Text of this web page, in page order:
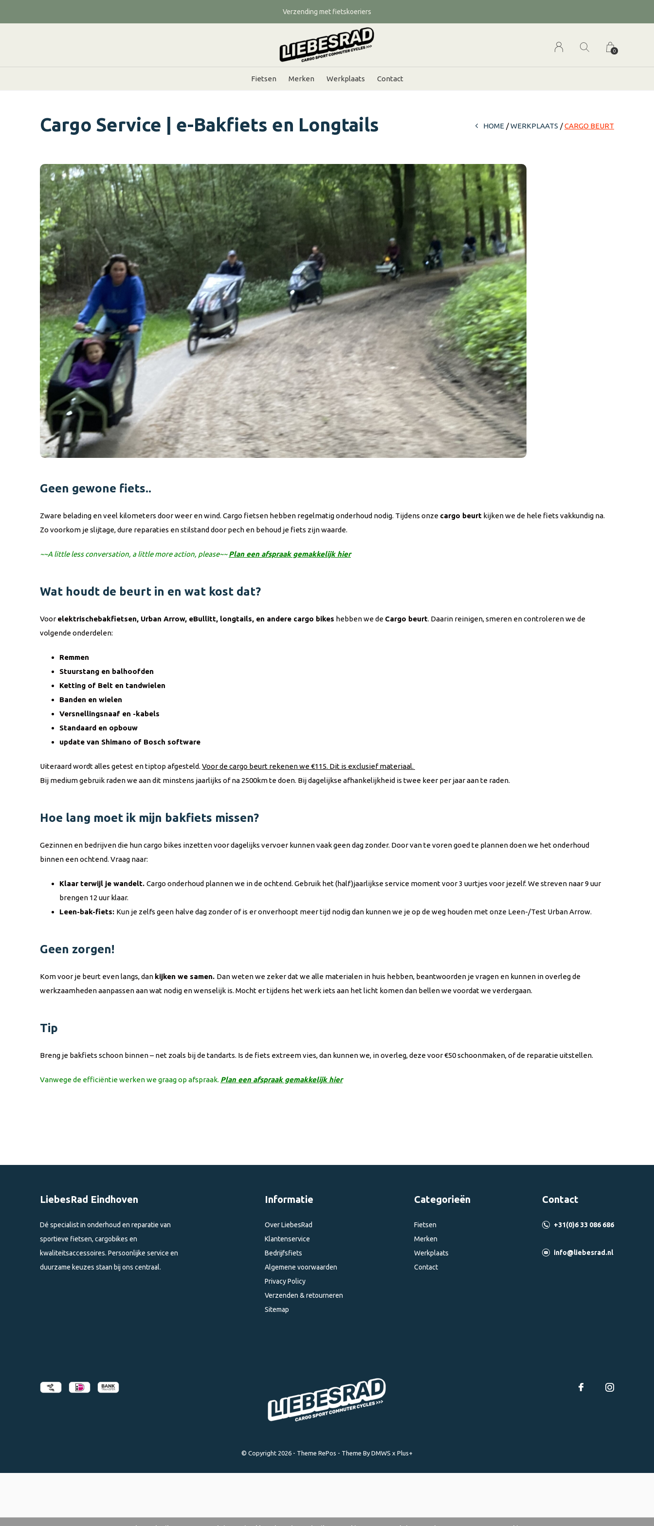
Fietsen Merken Werkplaats Contact
0
Verzending met fietskoeriers
Cargo Service | e-Bakfiets en Longtails HOME WERKPLAATS CARGO BEURT
Geen gewone fiets..
Zware belading en veel kilometers door weer en wind. Cargo fietsen hebben regelmatig onderhoud nodig. Tijdens onze cargo beurt kijken we de hele fiets vakkundig na.
Zo voorkom je slijtage, dure reparaties en stilstand door pech en behoud je fiets zijn waarde.
~~A little less conversation, a little more action, please~~Plan een afspraak gemakkelijk hier
Wat houdt de beurt in en wat kost dat?
Voor elektrischebakfietsen, Urban Arrow, eBullitt, longtails, en andere cargo bikes hebben we de Cargo beurt. Daarin reinigen, smeren en controleren we de
volgende onderdelen:
Remmen
Stuurstang en balhoofden
Ketting of Belt en tandwielen
Banden en wielen
Versnellingsnaaf en -kabels
Standaard en opbouw
update van Shimano of Bosch software
Uiteraard wordt alles getest en tiptop afgesteld. Voor de cargo beurt rekenen we €115. Dit is exclusief materiaal.
Bij medium gebruik raden we aan dit minstens jaarlijks of na 2500km te doen. Bij dagelijkse afhankelijkheid is twee keer per jaar aan te raden.
Hoe lang moet ik mijn bakfiets missen?
Gezinnen en bedrijven die hun cargo bikes inzetten voor dagelijks vervoer kunnen vaak geen dag zonder. Door van te voren goed te plannen doen we het onderhoud
binnen een ochtend. Vraag naar:
Klaar terwijl je wandelt. Cargo onderhoud plannen we in de ochtend. Gebruik het (half)jaarlijkse service moment voor 3 uurtjes voor jezelf. We streven naar 9 uur
brengen 12 uur klaar.
Leen-bak-fiets: Kun je zelfs geen halve dag zonder of is er onverhoopt meer tijd nodig dan kunnen we je op de weg houden met onze Leen-/Test Urban Arrow.
Geen zorgen!
Kom voor je beurt even langs, dan kijken we samen. Dan weten we zeker dat we alle materialen in huis hebben, beantwoorden je vragen en kunnen in overleg de
werkzaamheden aanpassen aan wat nodig en wenselijk is. Mocht er tijdens het werk iets aan het licht komen dan bellen we voordat we verdergaan.
Tip
Breng je bakfiets schoon binnen – net zoals bij de tandarts. Is de fiets extreem vies, dan kunnen we, in overleg, deze voor €50 schoonmaken, of de reparatie uitstellen.
Vanwege de efficiëntie werken we graag op afspraak. Plan een afspraak gemakkelijk hier
LiebesRad Eindhoven
Dé specialist in onderhoud en reparatie van
sportieve fietsen, cargobikes en
kwaliteitsaccessoires. Persoonlijke service en
duurzame keuzes staan bij ons centraal.
Informatie
Over LiebesRad
Klantenservice
Bedrijfsfiets
Algemene voorwaarden
Privacy Policy
Verzenden & retourneren
Sitemap
Categorieën
Fietsen
Merken
Werkplaats
Contact
Contact
+31(0)6 33 086 686
info@liebesrad.nl
© Copyright 2026 - Theme RePos - Theme By DMWS x Plus+